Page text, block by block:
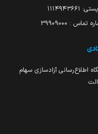
۱۱۱۴۹۴۳۶۶۱
تماس : 39909000
اطلاع‌رسانی آزادسازی سهام